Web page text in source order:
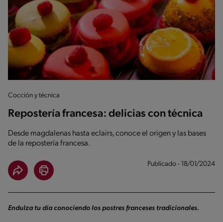
Cocción y técnica
Repostería francesa: delicias con técnica
Desde magdalenas hasta eclairs, conoce el origen y las bases
de la repostería francesa.
Publicado - 18/01/2024
Endulza tu día conociendo los postres franceses tradicionales.